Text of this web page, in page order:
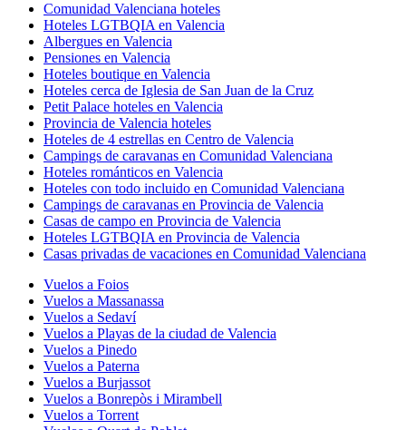
Comunidad Valenciana hoteles
Hoteles LGTBQIA en Valencia
Albergues en Valencia
Pensiones en Valencia
Hoteles boutique en Valencia
Hoteles cerca de Iglesia de San Juan de la Cruz
Petit Palace hoteles en Valencia
Provincia de Valencia hoteles
Hoteles de 4 estrellas en Centro de Valencia
Campings de caravanas en Comunidad Valenciana
Hoteles románticos en Valencia
Hoteles con todo incluido en Comunidad Valenciana
Campings de caravanas en Provincia de Valencia
Casas de campo en Provincia de Valencia
Hoteles LGTBQIA en Provincia de Valencia
Casas privadas de vacaciones en Comunidad Valenciana
Vuelos a Foios
Vuelos a Massanassa
Vuelos a Sedaví
Vuelos a Playas de la ciudad de Valencia
Vuelos a Pinedo
Vuelos a Paterna
Vuelos a Burjassot
Vuelos a Bonrepòs i Mirambell
Vuelos a Torrent